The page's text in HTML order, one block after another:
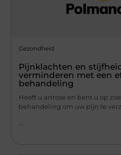
Gezondheid
Pijnklachten en
verminderen met een
behandeling
Heeft u artrose en bent u op
behandeling om uw pijn te
...